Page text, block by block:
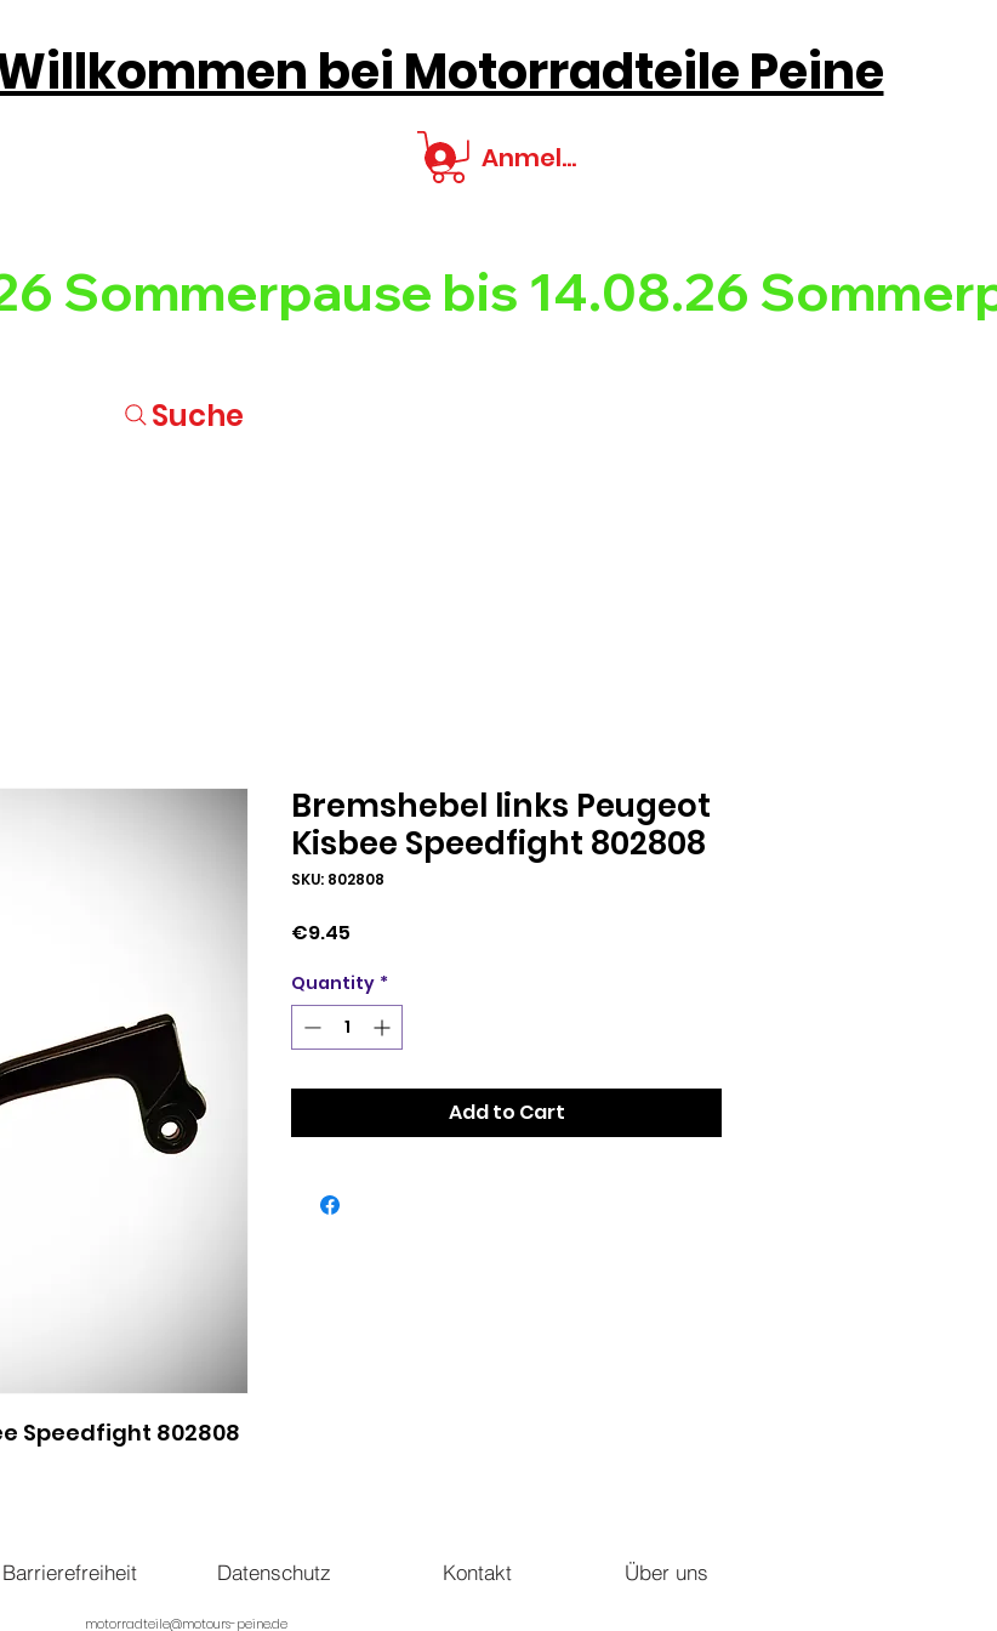
bei Motorradteile Peine
Anmelden
Suche
Speedfight 802808
Bremshebel links Peugeot
Kisbee Speedfight 802808
SKU: 802808
€9.45
Quantity *
Add to Cart
Barrierefreiheit Datenschutz Kontakt Über uns
motorradteile@motours-peine.de